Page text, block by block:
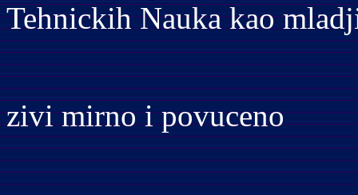
Tehnickih Nauka kao
zivi mirno i povuceno